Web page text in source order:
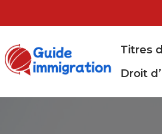
Titres
Droit